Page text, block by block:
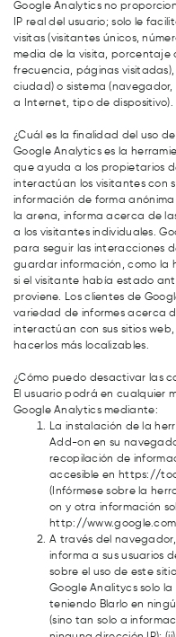
Google Analytics no
IP real del usuario; solo le
visitas (visitantes únicos,
media de la visita, porcentaje
frecuencia, páginas
ciudad) o sistema
a Internet, tipo de dispositivo).
¿Cuál es la finalidad del uso
Google Analytics es la
que ayuda a los propietarios
interactúan los visitantes con
información de forma
la arena, informa acerca de
a los visitantes individuales.
para seguir las interacciones
guardar información, como la
si el visitante había estado
proviene. Los clientes de
variedad de informes acerca
interactúan con sus sitios
hacerlos más localizables.
¿Cómo puedo desactivar las
El usuario podrá en cualquier
Google Analytics mediante:
La instalación de la
Add-on en su
recopilación de
accesible en https://
(Infórmese sobre la
on y otra información
http://
A través del
informa a sus usuarios
sobre el uso de este
Google Analitycs solo
teniendo Blarlo en
(sino tan solo a